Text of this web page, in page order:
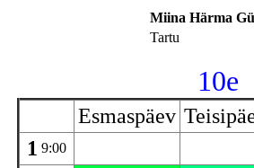
Miina Härma
Tartu
10e
Esmaspäev
1 9:00